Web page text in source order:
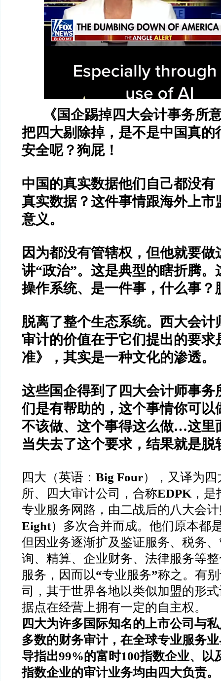
《国企踢掉四大会计事务所
把四大剔除掉，是不是中国真的
安全呢？狗屁！
中国的真实数据他们自己都没有
真实数据？这件事情跟海外上市
意义。
因为都没有管辖权，但他就要做
讲“政治”。这是典型的瞎折腾。
操作系统、是一件事，什么事？
脱离了整个生态系统。西大会计
审计的价值在于它们提出的要求
准》，其实是一种文化的渗透。
这些国企得到了四大会计师事务
们是有帮助的，这个事情你可以
不该做、这个事得这么做…这里
当失去了这个要求，结果就是脱
四大（英语： Big Four），又译为
所、四大审计公司，合称EDPK ，是
专业服务网路，由二战后的八大会
Eight）多次合并而成。他们原本都
但因业务逐渐扩及鉴证服务、税务
询、精算、企业财务、法律服务等
服务，因而以“专业服务”称之。有
司，其于世界各地以类似加盟的形
据点在经营上拥有一定的自主权。
四大为许多国际知名的上市公司与
多数的财务审计，在全球专业服务
导指出99%的富时100指数企业、以
指数企业的审计业务均由四大负责。